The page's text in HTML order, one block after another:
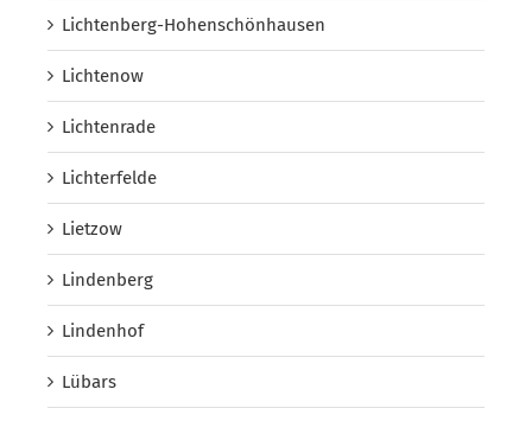
Lichtenberg-Hohenschönhausen
Lichtenow
Lichtenrade
Lichterfelde
Lietzow
Lindenberg
Lindenhof
Lübars